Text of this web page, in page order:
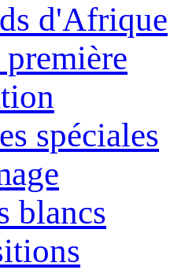
d'Afrique
spéciales
blancs